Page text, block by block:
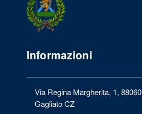
Informazioni
Via Regina Margherita, 1, 88060
Gagliato CZ